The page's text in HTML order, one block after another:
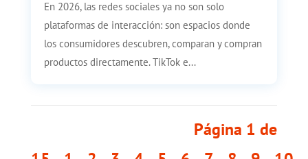
En 2026, las redes sociales ya no son solo
plataformas de interacción: son espacios donde
los consumidores descubren, comparan y compran
productos directamente. TikTok e...
Página 1 de